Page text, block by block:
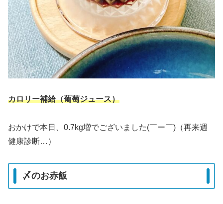
カロリー補給（葡萄ジュース）
おかけで本日、0.7kg増でございました(￣ー￣)（再来週
健康診断…）
〆のお赤飯